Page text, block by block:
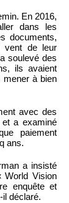
En 2016,
dans les
documents,
vent de leur
soulevé des
ils avaient
mener à bien
avec des
a examiné
paiement
ans.
a insisté
World Vision
enquête et
déclaré.